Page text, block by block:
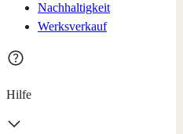
Nachhaltigkeit
Werksverkauf
Hilfe